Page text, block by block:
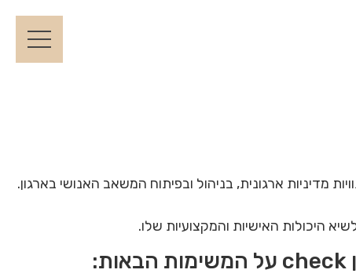
מדיניות ארגונית, בניהול ובפיתוח המשאב האנושי בארגון.
היכולות האישיות והמקצועיות שלו.